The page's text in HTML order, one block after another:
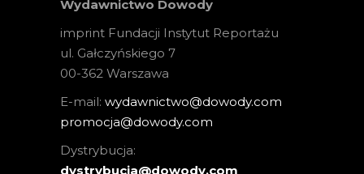
Wydawnictwo Dowody
imprint Fundacji Instytut Reportażu
ul. Gałczyńskiego 7
00-362 Warszawa
E-mail: wydawnictwo@dowody.com
promocja@dowody.com
Dystrybucja:
dystrybucja@dowody.com